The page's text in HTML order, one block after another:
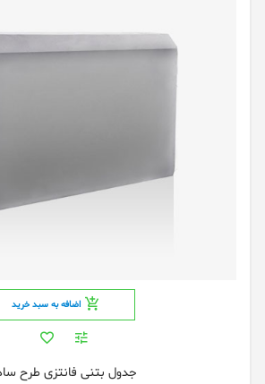
اضافه به سبد خرید
جدول بتنی فانتزی طرح